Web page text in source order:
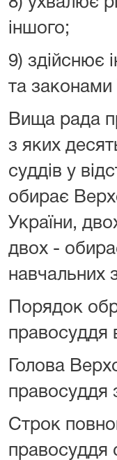
іншого;
9) здійснює
та законами
Вища рада
з яких
суддів у
обирає
України,
двох -
навчальних
Порядок
правосуддя
Голова
правосуддя
Строк
правосуддя